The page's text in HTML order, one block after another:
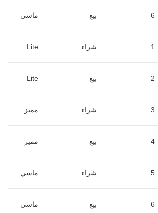
6 بيع ماسي
1 شراء Lite
2 بيع Lite
3 شراء مميز
4 بيع مميز
5 شراء ماسي
6 بيع ماسي